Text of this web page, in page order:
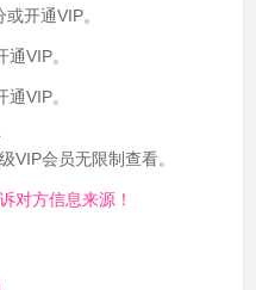
开通VIP。
VIP。
VIP。
VIP会员无限制查看。
对方信息来源！